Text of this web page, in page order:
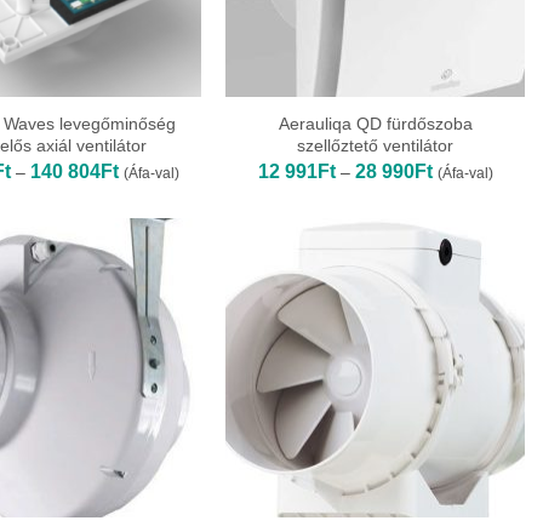
Waves levegőminőség
axiál ventilátor
– 140 804FtÁrtartomány:
119
140
804Ft
(Áfa-val)
Aerauliqa QD fürdőszoba
szellőztető ventilátor
12 991Ft – 28 990FtÁrtartomány:
12
28
990Ft
(Áfa-val)